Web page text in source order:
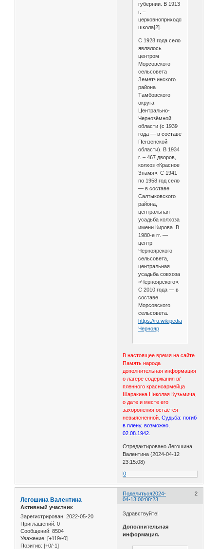
губернии. В 1913
г. –
церковноприходская
школа[2].
С 1928 года село
являлось
центром
Морсовского
сельсовета
Земетчинского
района
Тамбовского
округа
Центрально-
Чернозёмной
области (с 1939
года — в составе
Пензенской
области). В 1934
г. – 467 дворов,
колхоз «Красное
Знамя». С 1941
по 1958 год село
— в составе
Салтыковского
района,
центральная
усадьба колхоза
имени Кирова. В
1980-е гг. —
центр
Черноярского
сельсовета,
центральная
усадьба совхоза
«Черноярского».
С 2010 года — в
составе
Морсовского
сельсовета.
https://ru.wikipedia.org/wiki/
Чернояр
В настоящее время на сайте
Память народа
дополнительная информация
о лагере содержания в/
пленного красноармейца
Шаракина Николая Кузьмича,
о дате и месте его
захоронения остаётся
невыясненной .Судьба: погиб
в плену, возможно,
02.08.1942.
Отредактировано Легошина
Валентина (2024-04-12
23:15:08)
0
Поделиться 2
2024-
04-13 00:08:23
Легошина Валентина
Активный участник
Зарегистрирован: 2022-05-20
Приглашений: 0
Сообщений: 8504
Уважение: [+119/-0]
Позитив: [+0/-1]
Здравствуйте!
Дополнительная
информация.